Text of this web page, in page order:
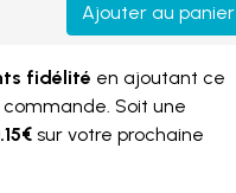
Ajouter au panier
fidélité en ajoutant ce
Soit une
sur votre prochaine